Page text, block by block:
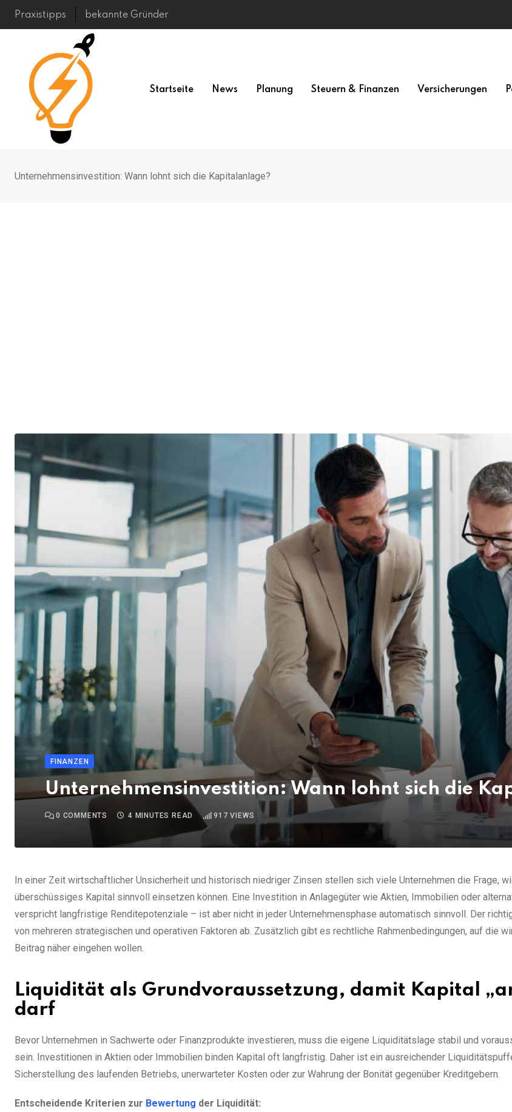
Skip
Praxistipps bekannte Gründer
Startseite News Planung Steuern & Finanzen Versicherungen
Unternehmensinvestition: Wann lohnt sich die Kapitalanlage?
FINANZEN
Unternehmensinvestition: Wann lohnt sich die
0 COMMENTS 4 MINUTES READ 917 VIEWS
In einer Zeit wirtschaftlicher Unsicherheit und historisch niedriger Zinsen stellen sich viele Unternehmen die Frage,
überschüssiges Kapital sinnvoll einsetzen können. Eine Investition in Anlagegüter wie Aktien, Immobilien oder
verspricht langfristige Renditepotenziale – ist aber nicht in jeder Unternehmensphase automatisch sinnvoll. Der
von mehreren strategischen und operativen Faktoren ab. Zusätzlich gibt es rechtliche Rahmenbedingungen, auf die
Beitrag näher eingehen wollen.
Liquidität als Grundvoraussetzung, damit Kapital
darf
Bevor Unternehmen in Sachwerte oder Finanzprodukte investieren, muss die eigene Liquiditätslage stabil und
sein. Investitionen in Aktien oder Immobilien binden Kapital oft langfristig. Daher ist ein ausreichender
Sicherstellung des laufenden Betriebs, unerwarteter Kosten oder zur Wahrung der Bonität gegenüber Kreditgebern.
Entscheidende Kriterien zur Bewertung der Liquidität: